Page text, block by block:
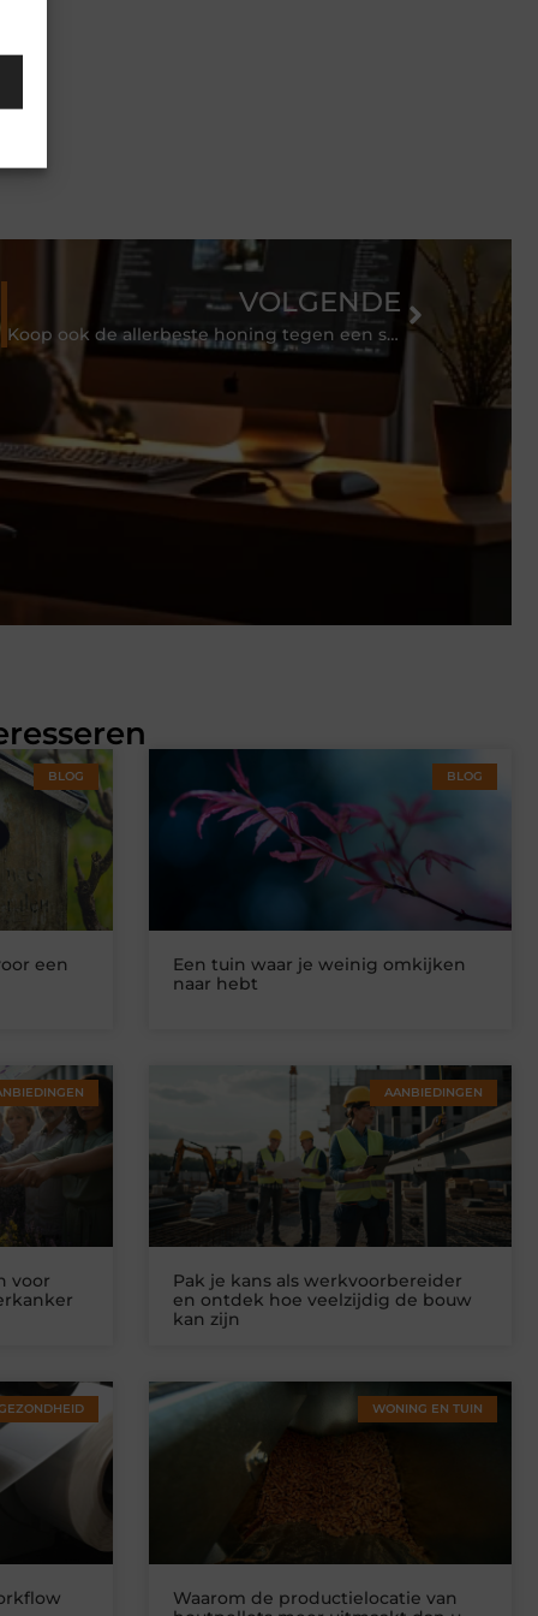
VOLGENDE
Koop ook de allerbeste honing tegen een scherpe prijs!
BLOG
een
BLOG
Een tuin waar je weinig omkijken
naar hebt
voor
AANBIEDINGEN
Pak je kans als werkvoorbereider
en ontdek hoe veelzijdig de bouw
kan zijn
WONING EN TUIN
Waarom de productielocatie van